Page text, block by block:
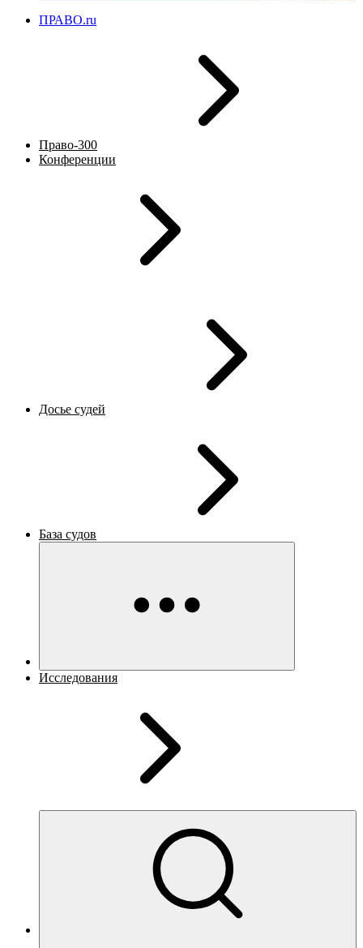
ПРАВО.ru
Право-300
Конференции
Досье судей
База судов
Исследования